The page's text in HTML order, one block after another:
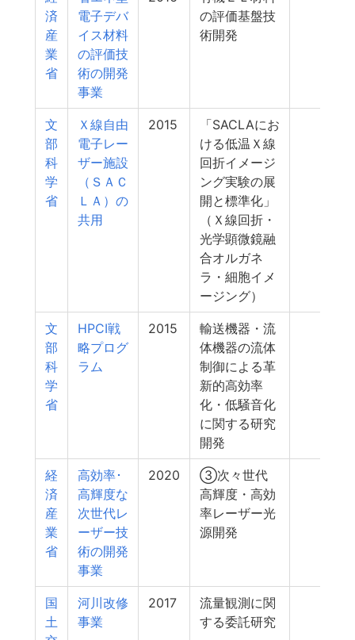
済
産
業
省
電子デバ
イス材料
の評価技
術の開発
事業
の評価基盤技
術開発
文
部
科
学
省
Ｘ線自由
電子レー
ザー施設
（ＳＡＣ
ＬＡ）の
共用
2015
「SACLAにお
ける低温Ｘ線
回折イメージ
ング実験の展
開と標準化」
（Ｘ線回折・
光学顕微鏡融
合オルガネ
ラ・細胞イメ
ージング）
文
部
科
学
省
HPCI戦
略プログ
ラム
2015
輸送機器・流
体機器の流体
制御による革
新的高効率
化・低騒音化
に関する研究
開発
経
済
産
業
省
高効率･
高輝度な
次世代レ
ーザー技
術の開発
事業
2020
③次々世代
高輝度・高効
率レーザー光
源開発
国
土
河川改修
事業
2017
流量観測に関
する委託研究